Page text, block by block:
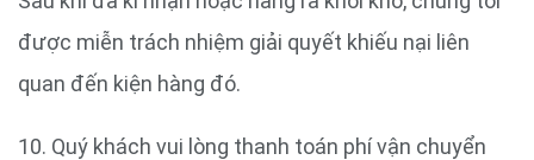
được miễn trách nhiệm giải quyết khiếu nại liên
quan đến kiện hàng đó.
10. Quý khách vui lòng thanh toán phí vận chuyển